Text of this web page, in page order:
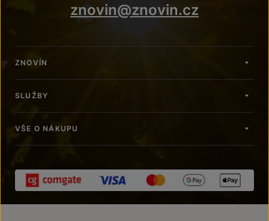
znovin@znovin.cz
ZNOVÍN
SLUŽBY
VŠE O NÁKUPU